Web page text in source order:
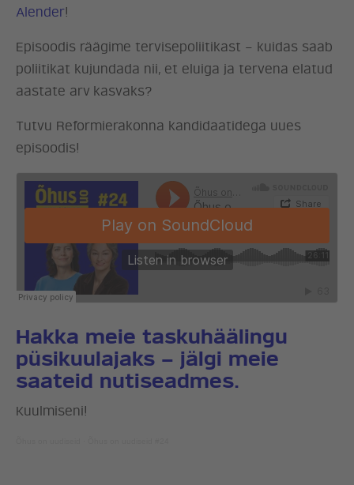
ERAKOND
UUDISED
Alender!
Episoodis räägime tervisepoliitikast – kuidas saab
poliitikat kujundada nii, et eluiga ja tervena elatud
aastate arv kasvaks?
Tutvu Reformierakonna kandidaatidega uues
episoodis!
Hakka meie taskuhäälingu
püsikuulajaks – jälgi meie
saateid nutiseadmes.
Kuulmiseni!